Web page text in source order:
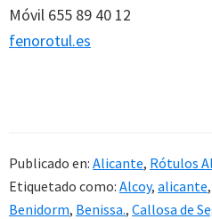
Móvil 655 89 40 12
fenorotul.es
Publicado en: Alicante, Rótulos
Etiquetado como: Alcoy, alicante,
Benidorm, Benissa., Callosa de